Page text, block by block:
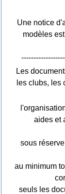
Une notice
modèles
Les
les clubs, les
aides et
sous
au minimum
seuls les